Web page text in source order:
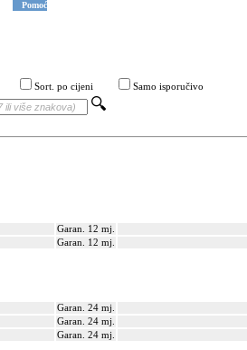
Pomoć
Sort. po cijeni Samo isporučivo
Garan. 12 mj.
Garan. 12 mj.
Garan. 24 mj.
Garan. 24 mj.
Garan. 24 mj.